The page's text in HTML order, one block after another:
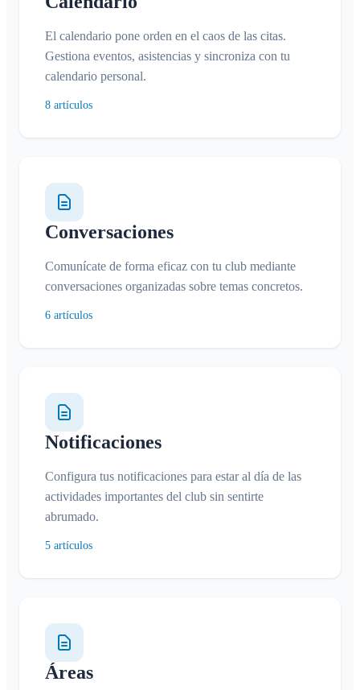
Gestionar Áreas
Solicitud de adhesión en la web del club
Cambiar el nombre del Klubraum
Cerrar el Klubraum
El calendario pone orden en el caos de las citas.
Gestiona eventos, asistencias y sincroniza con tu
calendario personal.
8 artículos
Conversaciones
Comunícate de forma eficaz con tu club mediante
conversaciones organizadas sobre temas concretos.
6 artículos
Notificaciones
Configura tus notificaciones para estar al día de las
actividades importantes del club sin sentirte
abrumado.
5 artículos
Áreas